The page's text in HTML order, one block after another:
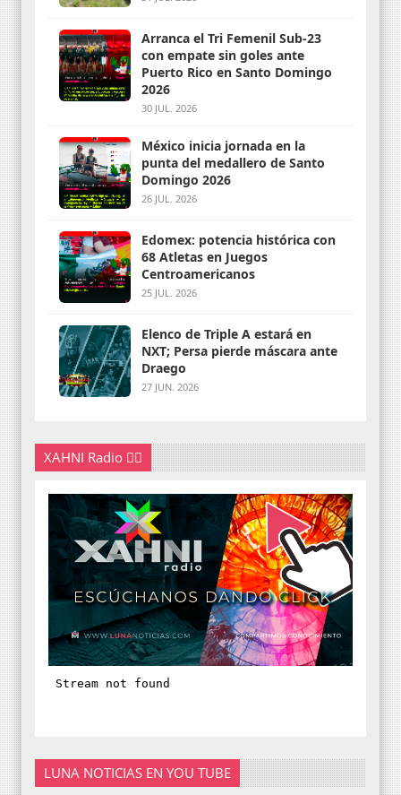
Arranca el Tri Femenil Sub-23
con empate sin goles ante
Puerto Rico en Santo Domingo
2026
30 JUL. 2026
México inicia jornada en la
punta del medallero de Santo
Domingo 2026
26 JUL. 2026
Edomex: potencia histórica con
68 Atletas en Juegos
Centroamericanos
25 JUL. 2026
Elenco de Triple A estará en
NXT; Persa pierde máscara ante
Draego
27 JUN. 2026
XAHNI Radio 👇🏽
LUNA NOTICIAS EN YOU TUBE